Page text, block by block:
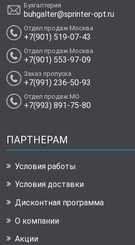
Бухгалтерия
buhgalter@sprinter-opt.ru
Отдел продаж Москва
+7(901) 519-07-43
Отдел продаж Москва
+7(901) 553-97-09
Заказ пропуска
+7(991) 236-50-93
Отдел продаж МО
+7(993) 891-75-80
ПАРТНЕРАМ
Условия работы
Условия доставки
Дисконтная программа
О компании
Акции